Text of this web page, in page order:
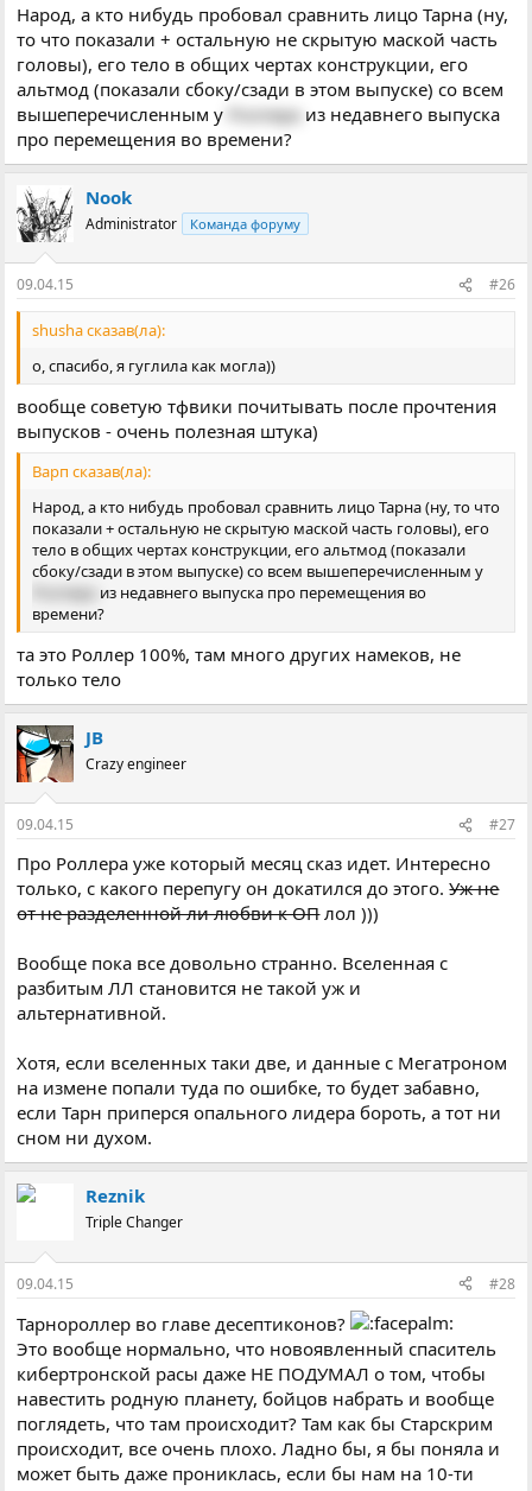
Народ, а кто нибудь пробовал сравнить лицо Тарна (ну,
то что показали + остальную не скрытую маской часть
головы), его тело в общих чертах конструкции, его
альтмод (показали сбоку/сзади в этом выпуске) со всем
вышеперечисленным у
Роллера из недавнего выпуска
про перемещения во времени?
Nook
Administrator Команда форуму
09.04.15 #26
shusha сказав(ла):
о, спасибо, я гуглила как могла))
вообще советую тфвики почитывать после прочтения
выпусков - очень полезная штука)
Варп сказав(ла):
Народ, а кто нибудь пробовал сравнить лицо Тарна (ну, то что
показали + остальную не скрытую маской часть головы), его
тело в общих чертах конструкции, его альтмод (показали
сбоку/сзади в этом выпуске) со всем вышеперечисленным у
Роллера из недавнего выпуска про перемещения во
времени?
та это Роллер 100%, там много других намеков, не
только тело
JB
Crazy engineer
09.04.15 #27
Про Роллера уже который месяц сказ идет. Интересно
только, с какого перепугу он докатился до этого.Уж не
от не разделенной ли любви к ОПлол )))
Вообще пока все довольно странно. Вселенная с
разбитым ЛЛ становится не такой уж и
альтернативной.
Хотя, если вселенных таки две, и данные с Мегатроном
на измене попали туда по ошибке, то будет забавно,
если Тарн приперся опального лидера бороть, а тот ни
сном ни духом.
Reznik
Triple Changer
09.04.15 #28
Тарнороллер во главе десептиконов?
Это вообще нормально, что новоявленный спаситель
кибертронской расы даже НЕ ПОДУМАЛ о том, чтобы
навестить родную планету, бойцов набрать и вообще
поглядеть, что там происходит? Там как бы Старскрим
происходит, все очень плохо. Ладно бы, я бы поняла и
может быть даже прониклась, если бы нам на 10-ти